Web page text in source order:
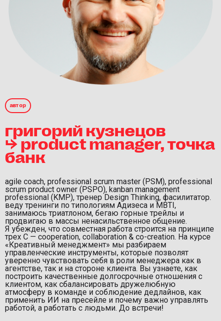
автор
григорий кузнецов
⮡ product manager, точка
банк
agile coach, professional scrum master (PSM), professional
scrum product owner (PSPO), kanban management
professional (KMP), тренер Design Thinking, фасилитатор.
веду тренинги по типологиям Адизеса и MBTI,
занимаюсь триатлоном, бегаю горные трейлы и
продвигаю в массы ненасильственное общение.
Я убежден, что совместная работа строится на принципе
трех С — cooperation, collaboration & co-creation. На курсе
«Креативный менеджмент» мы разбираем
управленческие инструменты, которые позволят
уверенно чувствовать себя в роли менеджера как в
агентстве, так и на стороне клиента. Вы узнаете, как
построить качественные долгосрочные отношения с
клиентом, как сбалансировать дружелюбную
атмосферу в команде и соблюдение дедлайнов, как
применить ИИ на пресейле и почему важно управлять
работой, а работать с людьми. До встречи!